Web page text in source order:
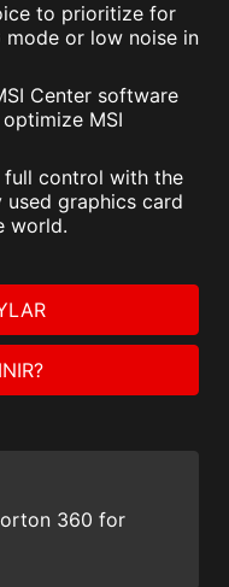
to prioritize for
mode or low noise in
Center software
MSI
control with the
graphics card
world.
360 for